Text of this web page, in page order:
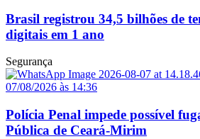
Brasil registrou 34,5 bilhões de
digitais em 1 ano
Segurança
07/08/2026 às 14:36
Polícia Penal impede possível
Pública de Ceará-Mirim